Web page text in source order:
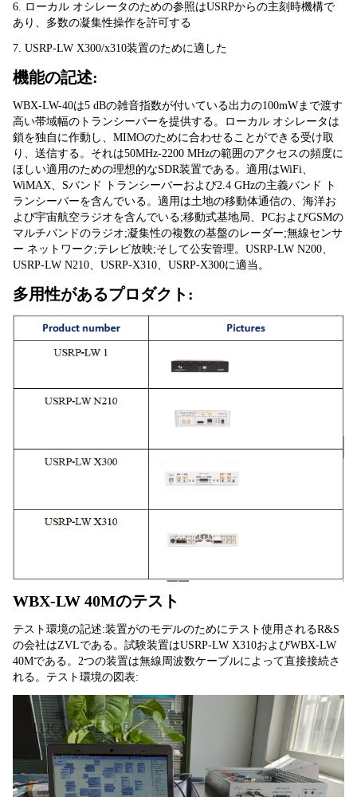
6. ローカル オシレータのための参照はUSRPからの主刻時機構で
あり、多数の凝集性操作を許可する
7. USRP-LW X300/x310装置のために適した
機能の記述:
WBX-LW-40は5 dBの雑音指数が付いている出力の100mWまで渡す
高い帯域幅のトランシーバーを提供する。ローカル オシレータは
鎖を独自に作動し、MIMOのために合わせることができる受け取
り、送信する。それは50MHz-2200 MHzの範囲のアクセスの頻度に
ほしい適用のための理想的なSDR装置である。適用はWiFi、
WiMAX、Sバンド トランシーバーおよび2.4 GHzの主義バンド ト
ランシーバーを含んでいる。適用は土地の移動体通信の、海洋お
よび宇宙航空ラジオを含んでいる;移動式基地局、PCおよびGSMの
マルチバンドのラジオ;凝集性の複数の基盤のレーダー;無線センサ
ー ネットワーク;テレビ放映;そして公安管理。USRP-LW N200、
USRP-LW N210、USRP-X310、USRP-X300に適当。
多用性があるプロダクト:
WBX-LW 40Mのテスト
テスト環境の記述:装置がのモデルのためにテスト使用されるR&S
の会社はZVLである。試験装置はUSRP-LW X310およびWBX-LW
40Mである。2つの装置は無線周波数ケーブルによって直接接続さ
れる。テスト環境の図表: